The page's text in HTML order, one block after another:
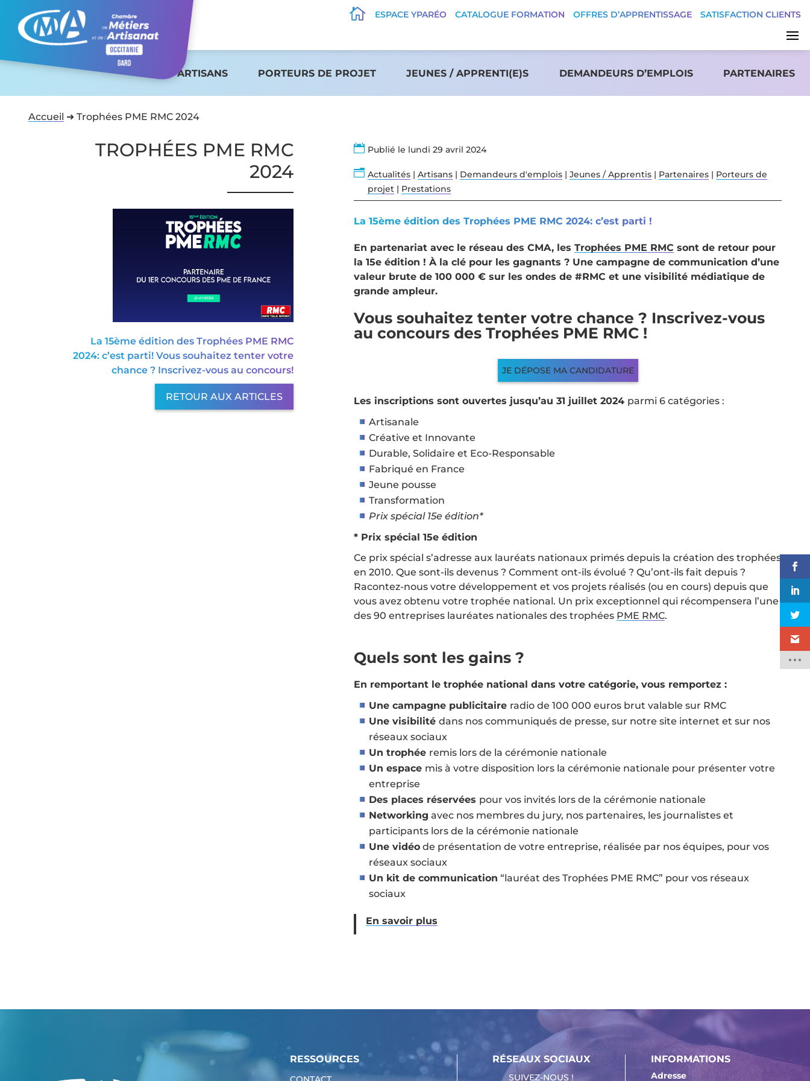
 ESPACE YPARÉO CATALOGUE FORMATION OFFRES D’APPRENTISSAGE SATISFACTION CLIENTS
ARTISANS PORTEURS DE PROJET JEUNES / APPRENTI(E)S DEMANDEURS D’EMPLOIS PARTENAIRES
Accueil ➜ Trophées PME RMC 2024
TROPHÉES PME RMC
2024
La 15ème édition des Trophées PME RMC
2024: c’est parti! Vous souhaitez tenter votre
chance ? Inscrivez-vous au concours!
RETOUR AUX ARTICLES
 Publié le lundi 29 avril 2024
n Actualités | Artisans | Demandeurs d'emplois | Jeunes / Apprentis | Partenaires | Porteurs de
projet | Prestations
La 15ème édition des Trophées PME RMC 2024: c’est parti !
En partenariat avec le réseau des CMA, les Trophées PME RMC sont de retour pour
la 15e édition ! À la clé pour les gagnants ? Une campagne de communication d’une
valeur brute de 100 000 € sur les ondes de #RMC et une visibilité médiatique de
grande ampleur.
Vous souhaitez tenter votre chance ? Inscrivez-vous
au concours des Trophées PME RMC !
JE DÉPOSE MA CANDIDATURE
Les inscriptions sont ouvertes jusqu’au 31 juillet 2024 parmi 6 catégories :
Artisanale
Créative et Innovante
Durable, Solidaire et Eco-Responsable
Fabriqué en France
Jeune pousse
Transformation
Prix spécial 15e édition*
* Prix spécial 15e édition
Ce prix spécial s’adresse aux lauréats nationaux primés depuis la création des trophées
en 2010. Que sont-ils devenus ? Comment ont-ils évolué ? Qu’ont-ils fait depuis ?
Racontez-nous votre développement et vos projets réalisés (ou en cours) depuis que
vous avez obtenu votre trophée national. Un prix exceptionnel qui récompensera l’une
des 90 entreprises lauréates nationales des trophées PME RMC.
Quels sont les gains ?
En remportant le trophée national dans votre catégorie, vous remportez :
Une campagne publicitaire radio de 100 000 euros brut valable sur RMC
Une visibilité dans nos communiqués de presse, sur notre site internet et sur nos
réseaux sociaux
Un trophée remis lors de la cérémonie nationale
Un espace mis à votre disposition lors la cérémonie nationale pour présenter votre
entreprise
Des places réservées pour vos invités lors de la cérémonie nationale
Networking avec nos membres du jury, nos partenaires, les journalistes et
participants lors de la cérémonie nationale
Une vidéo de présentation de votre entreprise, réalisée par nos équipes, pour vos
réseaux sociaux
Un kit de communication “lauréat des Trophées PME RMC” pour vos réseaux
sociaux
En savoir plus
RESSOURCES RÉSEAUX SOCIAUX
SUIVEZ-NOUS !
INFORMATIONS
Adresse